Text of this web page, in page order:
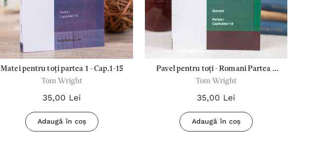
Matei pentru toți partea 1 - Cap.1-15
Tom Wright
35,00 Lei
Adaugă în coș
Pavel pentru toți - Romani Partea 1
Cap.1-8
Tom Wright
35,00 Lei
Adaugă în coș